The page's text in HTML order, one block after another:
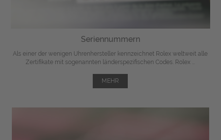
Seriennummern
Als einer der wenigen Uhrenhersteller kennzeichnet Rolex weltweit alle
Zertifikate mit sogenannten länderspezifischen Codes. Rolex ...
MEHR